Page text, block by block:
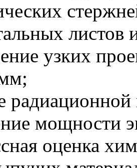
узких
мощности
оценка